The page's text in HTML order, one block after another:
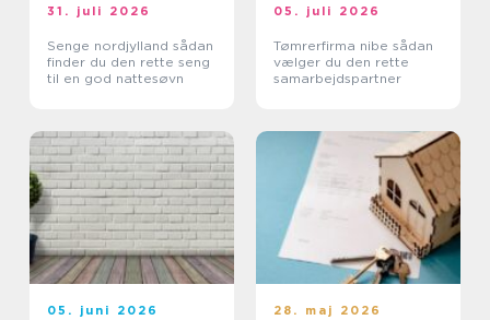
31. juli 2026
Senge nordjylland sådan
finder du den rette seng
til en god nattesøvn
05. juli 2026
Tømrerfirma nibe sådan
vælger du den rette
samarbejdspartner
05. juni 2026 28. maj 2026